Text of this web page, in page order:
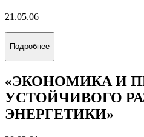
21.05.06
Подробнее
«ЭКОНОМИКА И
УСТОЙЧИВОГО
ЭНЕРГЕТИКИ»